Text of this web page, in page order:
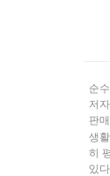
순
저자
판
생
히 평생
있